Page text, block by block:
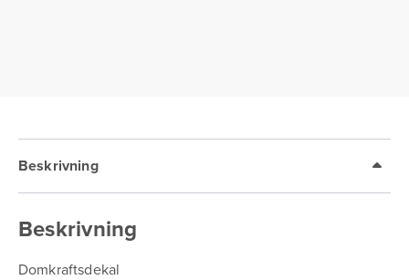
Beskrivning
Beskrivning
Domkraftsdekal